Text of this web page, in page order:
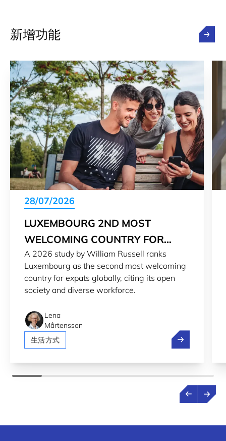
新增功能
28/07/2026
LUXEMBOURG 2ND MOST
WELCOMING COUNTRY FOR
EXPATS IN 2026
A 2026 study by William Russell ranks
Luxembourg as the second most welcoming
country for expats globally, citing its open
society and diverse workforce.
Lena
Mårtensson
生活方式
Luxembourg